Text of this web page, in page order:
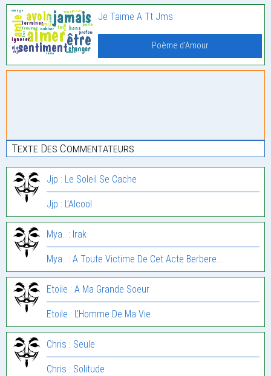
Je Taime A Tt Jms
Poème d'Amour
Texte Des Commentateurs
Jjp : Le Soleil Se Cache
Jjp : L’Alcool
Mya.. : Irak
Mya.. : A Toute Victime De Cet Acte Berbere…
Etoile : A Ma Grande Soeur
Etoile : L’Homme De Ma Vie
Chris : Seule
Chris : Solitude